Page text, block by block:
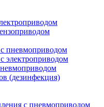
пневмоприводом
электроприводом
(дезинфекция)
с пневмоприводом